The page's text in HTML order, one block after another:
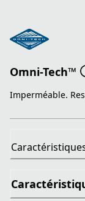
Omni-Tech™
Imperméable.